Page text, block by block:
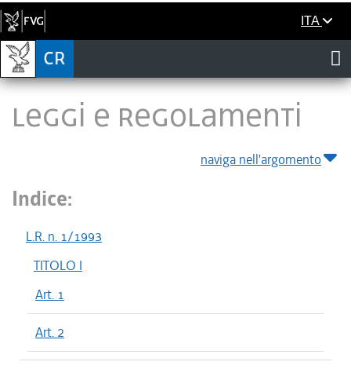
ITA
LEGGI E REGOLAMENTI
naviga nell'argomento
Indice:
L.R. n. 1/1993
TITOLO I
Art. 1
Art. 2